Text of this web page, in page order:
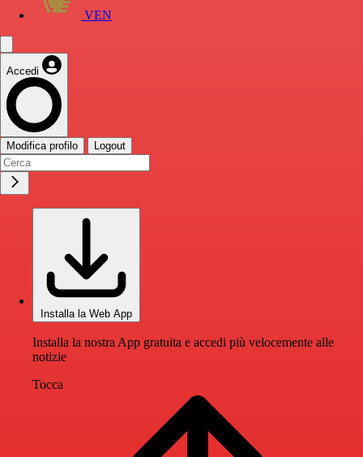
VEN
Accedi
Modifica profilo Logout
Installa la Web App
Installa la nostra App gratuita e accedi più velocemente alle
notizie
Tocca